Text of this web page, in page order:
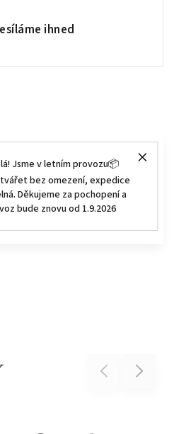
Jsme v letním provozu📦
bez omezení, expedice
Děkujeme za pochopení a
bude znovu od 1.9.2026
ihned
Previous Next